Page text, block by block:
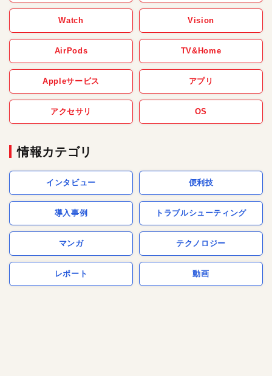
Watch Vision
AirPods TV&Home
Appleサービス アプリ
アクセサリ OS
情報カテゴリ
インタビュー 便利技
導入事例 トラブルシューティング
マンガ テクノロジー
レポート 動画